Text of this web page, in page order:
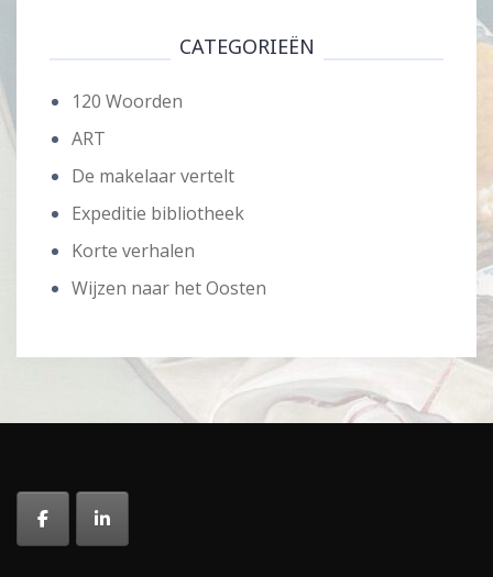
CATEGORIEËN
120 Woorden
ART
De makelaar vertelt
Expeditie bibliotheek
Korte verhalen
Wijzen naar het Oosten